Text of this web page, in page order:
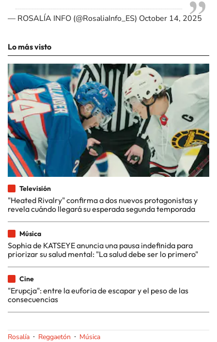
— ROSALÍA INFO (@RosaliaInfo_ES) October 14, 2025
Lo más visto
Televisión
"Heated Rivalry" confirma a dos nuevos protagonistas y
revela cuándo llegará su esperada segunda temporada
Música
Sophia de KATSEYE anuncia una pausa indefinida para
priorizar su salud mental: "La salud debe ser lo primero"
Cine
"Erupcja": entre la euforia de escapar y el peso de las
consecuencias
Rosalía Reggaetón Música